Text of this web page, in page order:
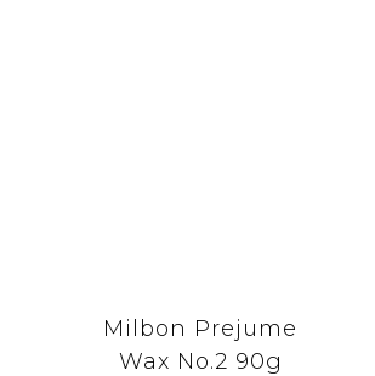
Milbon Prejume
Wax No.2 90g